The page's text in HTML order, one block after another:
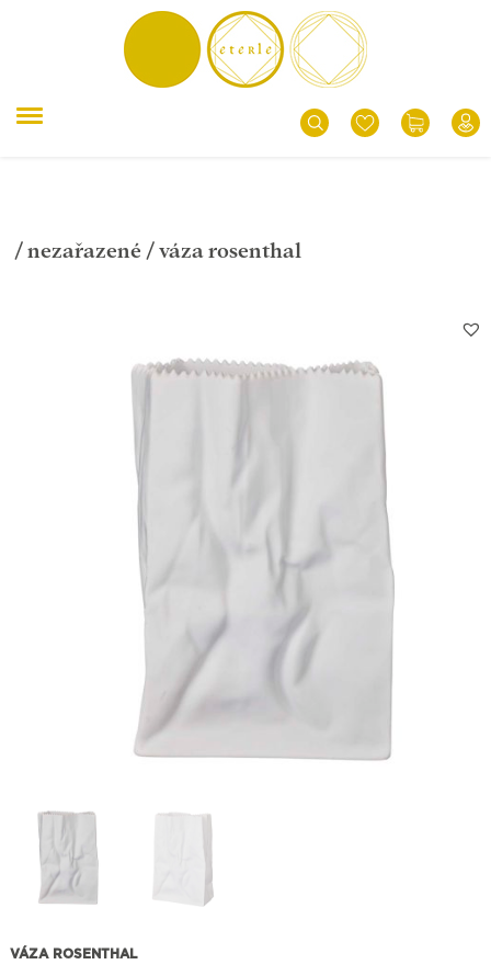
/ nezařazené / váza rosenthal
VÁZA ROSENTHAL